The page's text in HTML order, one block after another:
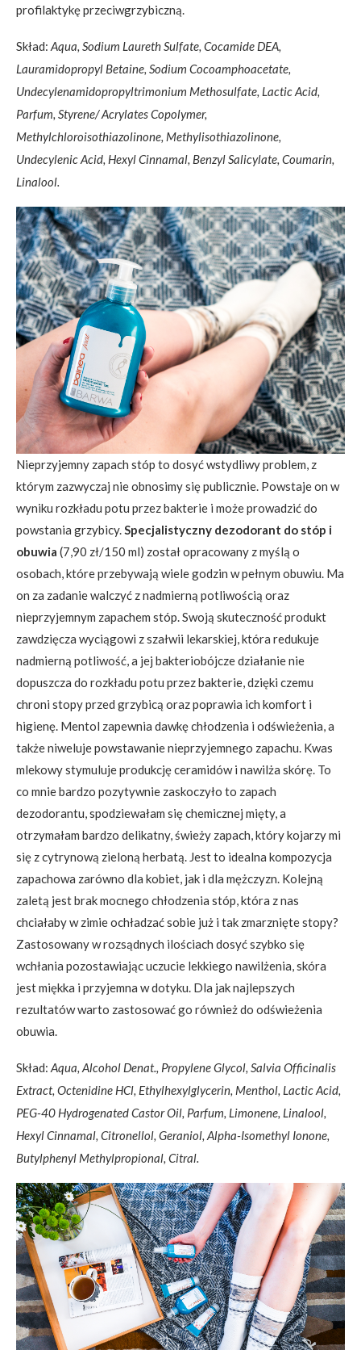
profilaktykę przeciwgrzybiczną.
Skład: Aqua, Sodium Laureth Sulfate, Cocamide DEA,
Lauramidopropyl Betaine, Sodium Cocoamphoacetate,
Undecylenamidopropyltrimonium Methosulfate, Lactic Acid,
Parfum, Styrene/ Acrylates Copolymer,
Methylchloroisothiazolinone, Methylisothiazolinone,
Undecylenic Acid, Hexyl Cinnamal, Benzyl Salicylate, Coumarin,
Linalool.
Nieprzyjemny zapach stóp to dosyć wstydliwy problem, z
którym zazwyczaj nie obnosimy się publicznie. Powstaje on w
wyniku rozkładu potu przez bakterie i może prowadzić do
powstania grzybicy.Specjalistyczny dezodorant do stóp i
obuwia (7,90 zł/150 ml) został opracowany z myślą o
osobach, które przebywają wiele godzin w pełnym obuwiu. Ma
on za zadanie walczyć z nadmierną potliwością oraz
nieprzyjemnym zapachem stóp. Swoją skuteczność produkt
zawdzięcza wyciągowi z szałwii lekarskiej, która redukuje
nadmierną potliwość, a jej bakteriobójcze działanie nie
dopuszcza do rozkładu potu przez bakterie, dzięki czemu
chroni stopy przed grzybicą oraz poprawia ich komfort i
higienę. Mentol zapewnia dawkę chłodzenia i odświeżenia, a
także niweluje powstawanie nieprzyjemnego zapachu. Kwas
mlekowy stymuluje produkcję ceramidów i nawilża skórę. To
co mnie bardzo pozytywnie zaskoczyło to zapach
dezodorantu, spodziewałam się chemicznej mięty, a
otrzymałam bardzo delikatny, świeży zapach, który kojarzy mi
się z cytrynową zieloną herbatą. Jest to idealna kompozycja
zapachowa zarówno dla kobiet, jak i dla mężczyzn. Kolejną
zaletą jest brak mocnego chłodzenia stóp, która z nas
chciałaby w zimie ochładzać sobie już i tak zmarznięte stopy?
Zastosowany w rozsądnych ilościach dosyć szybko się
wchłania pozostawiając uczucie lekkiego nawilżenia, skóra
jest miękka i przyjemna w dotyku. Dla jak najlepszych
rezultatów warto zastosować go również do odświeżenia
obuwia.
Skład: Aqua, Alcohol Denat., Propylene Glycol, Salvia Officinalis
Extract, Octenidine HCl, Ethylhexylglycerin, Menthol, Lactic Acid,
PEG-40 Hydrogenated Castor Oil, Parfum, Limonene, Linalool,
Hexyl Cinnamal, Citronellol, Geraniol, Alpha-Isomethyl Ionone,
Butylphenyl Methylpropional, Citral.